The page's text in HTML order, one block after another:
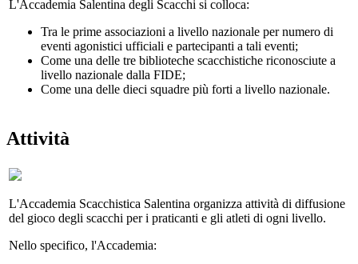
L'Accademia Salentina degli Scacchi si colloca:
Tra le prime associazioni a livello nazionale per numero di
eventi agonistici ufficiali e partecipanti a tali eventi;
Come una delle tre biblioteche scacchistiche riconosciute a
livello nazionale dalla FIDE;
Come una delle dieci squadre più forti a livello nazionale.
Attività
L'Accademia Scacchistica Salentina organizza attività di diffusione
del gioco degli scacchi per i praticanti e gli atleti di ogni livello.
Nello specifico, l'Accademia: